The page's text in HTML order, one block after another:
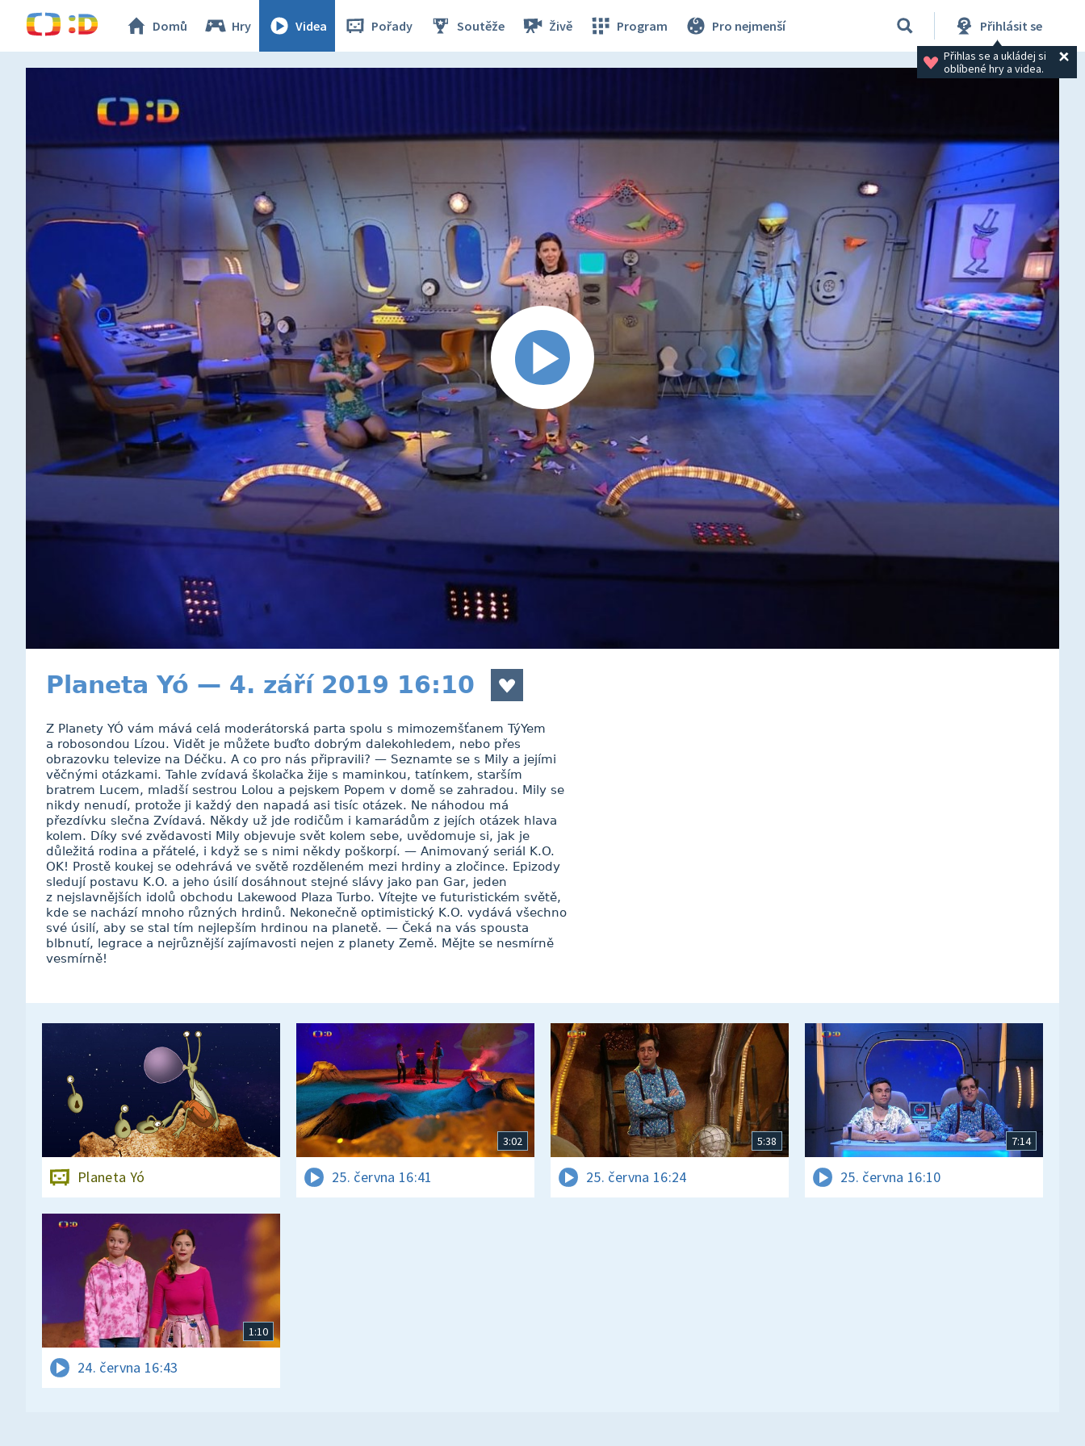
Domů Hry Videa Pořady Soutěže Živě Program Pro nejmenší Přihlásit se
Přihlas se a ukládej si
oblíbené hry a videa.
Planeta Yó — 4. září 2019 16:10
Z Planety YÓ vám mává celá moderátorská parta spolu s mimozemšťanem TýYem
a robosondou Lízou. Vidět je můžete buďto dobrým dalekohledem, nebo přes
obrazovku televize na Déčku. A co pro nás připravili? — Seznamte se s Mily a jejími
věčnými otázkami. Tahle zvídavá školačka žije s maminkou, tatínkem, starším
bratrem Lucem, mladší sestrou Lolou a pejskem Popem v domě se zahradou. Mily se
nikdy nenudí, protože ji každý den napadá asi tisíc otázek. Ne náhodou má
přezdívku slečna Zvídavá. Někdy už jde rodičům i kamarádům z jejích otázek hlava
kolem. Díky své zvědavosti Mily objevuje svět kolem sebe, uvědomuje si, jak je
důležitá rodina a přátelé, i když se s nimi někdy poškorpí. — Animovaný seriál K.O.
OK! Prostě koukej se odehrává ve světě rozděleném mezi hrdiny a zločince. Epizody
sledují postavu K.O. a jeho úsilí dosáhnout stejné slávy jako pan Gar, jeden
z nejslavnějších idolů obchodu Lakewood Plaza Turbo. Vítejte ve futuristickém světě,
kde se nachází mnoho různých hrdinů. Nekonečně optimistický K.O. vydává všechno
své úsilí, aby se stal tím nejlepším hrdinou na planetě. — Čeká na vás spousta
blbnutí, legrace a nejrůznější zajímavosti nejen z planety Země. Mějte se nesmírně
vesmírně!
Planeta Yó
3:02
25. června 16:41
5:38
25. června 16:24
7:14
25. června 16:10
1:10
24. června 16:43